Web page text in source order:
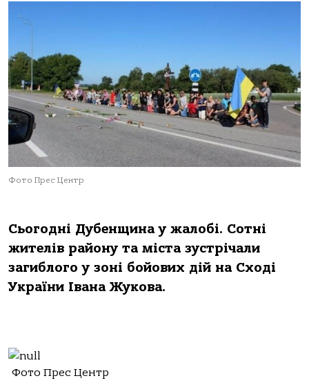
Фото Прес Центр
Сьогодні Дубенщина у жалобі. Сотні
жителів району та міста зустрічали
загиблого у зоні бойових дій на Сході
України Івана Жукова.
Фото Прес Центр